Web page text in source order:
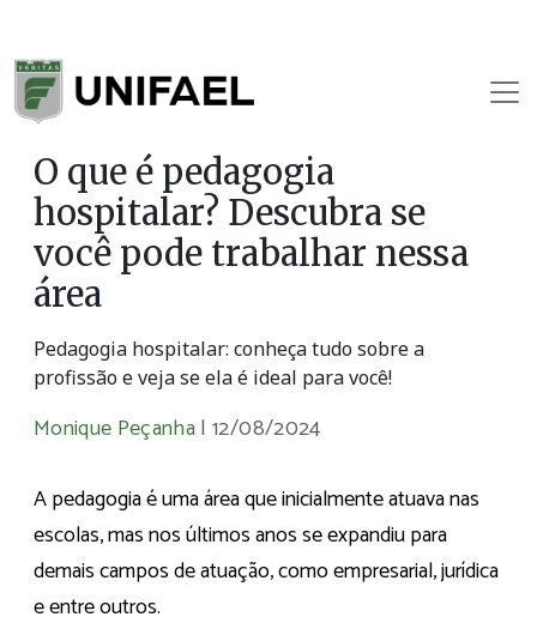
O que é pedagogia
hospitalar? Descubra se
você pode trabalhar nessa
área
Pedagogia hospitalar: conheça tudo sobre a
profissão e veja se ela é ideal para você!
Monique Peçanha |12/08/2024
A pedagogia é uma área que inicialmente atuava nas
escolas, mas nos últimos anos se expandiu para
demais campos de atuação, como empresarial, jurídica
e entre outros.